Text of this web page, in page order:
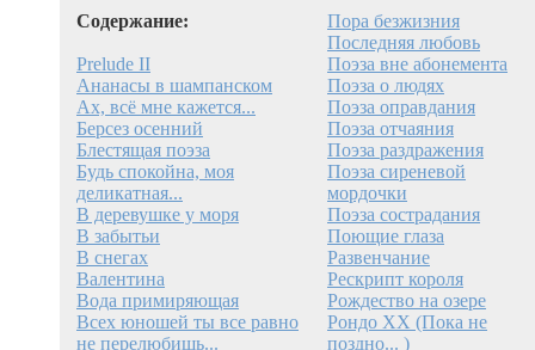
Содержание:
Prelude II
Ананасы в шампанском
Ах, всё мне кажется...
Берсез осенний
Блестящая поэза
Будь спокойна, моя
деликатная...
В деревушке у моря
В забытьи
В снегах
Валентина
Вода примиряющая
Всех юношей ты все равно
не перелюбишь...
Пора безжизния
Последняя любовь
Поэза вне абонемента
Поэза о людях
Поэза оправдания
Поэза отчаяния
Поэза раздражения
Поэза сиреневой
мордочки
Поэза сострадания
Поющие глаза
Развенчание
Рескрипт короля
Рождество на озере
Рондо XX (Пока не
поздно... )